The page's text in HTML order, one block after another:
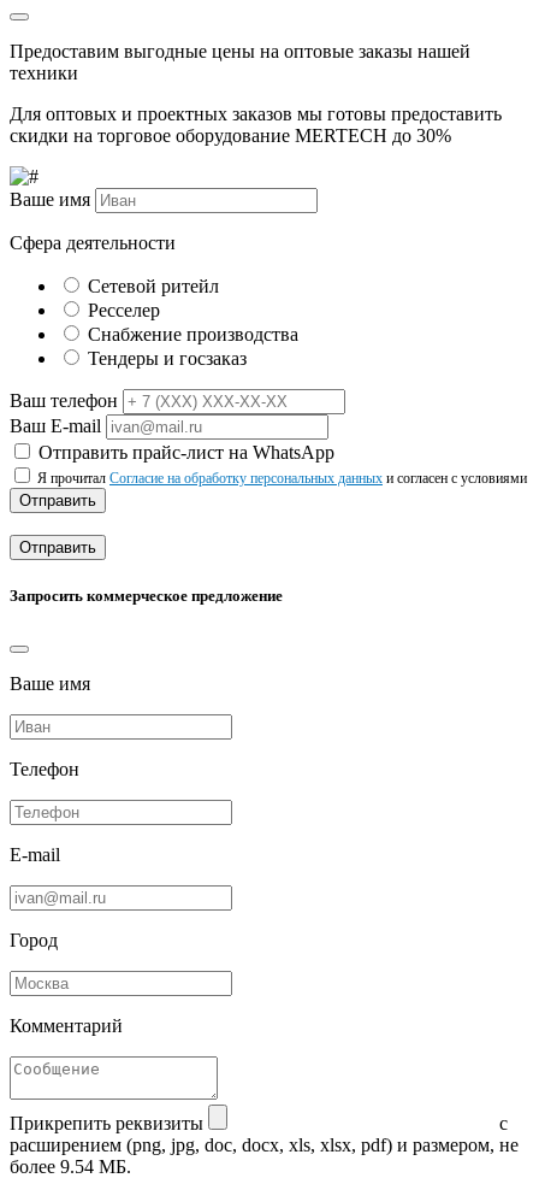
Предоставим выгодные цены на оптовые заказы нашей
техники
Для оптовых и проектных заказов мы готовы предоставить
скидки на торговое оборудование MERTECH до 30%
Ваше имя
Сфера деятельности
Сетевой ритейл
Ресселер
Снабжение производства
Тендеры и госзаказ
Ваш телефон
Ваш E-mail
Отправить прайс-лист на WhatsApp
Я прочитал Согласие на обработку персональных данных и согласен с условиями
Отправить
Отправить
Запросить коммерческое предложение
Ваше имя
Телефон
E-mail
Город
Комментарий
Прикрепить реквизиты
с
расширением (png, jpg, doc, docx, xls, xlsx, pdf) и размером, не
более 9.54 МБ.